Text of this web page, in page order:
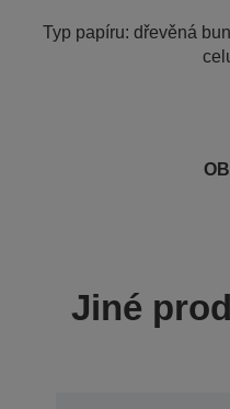
Typ papíru: dřevěná
Jiné